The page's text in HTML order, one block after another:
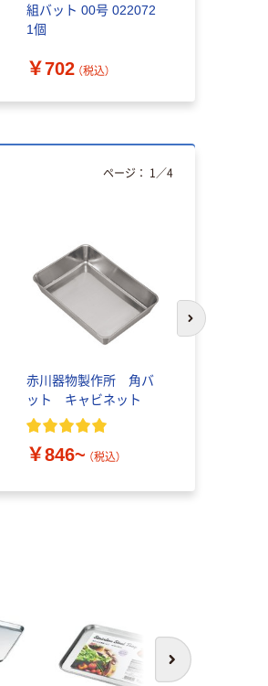
組バット 00号 022072
1個
￥702 （税込）
赤川器物製作所 角バ
ット キャビネット
￥846~ （税込）
ページ： 1 ／4
次のスライド
次へ